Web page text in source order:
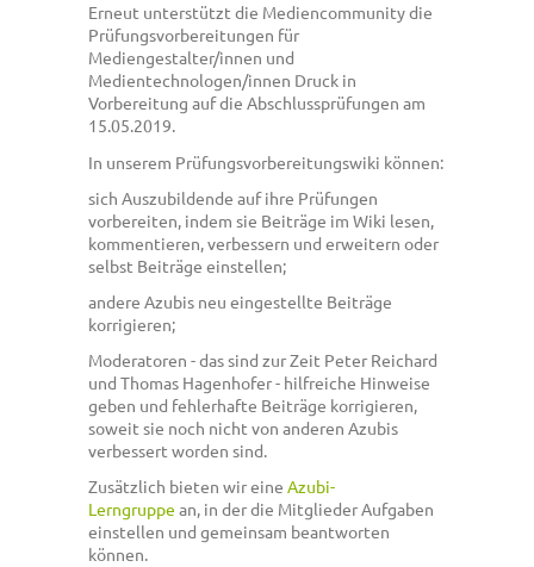
Erneut unterstützt die Mediencommunity die
Prüfungsvorbereitungen für
Mediengestalter/innen und
Medientechnologen/innen Druck in
Vorbereitung auf die Abschlussprüfungen am
15.05.2019.
In unserem Prüfungsvorbereitungswiki können:
sich Auszubildende auf ihre Prüfungen
vorbereiten, indem sie Beiträge im Wiki lesen,
kommentieren, verbessern und erweitern oder
selbst Beiträge einstellen;
andere Azubis neu eingestellte Beiträge
korrigieren;
Moderatoren - das sind zur Zeit Peter Reichard
und Thomas Hagenhofer - hilfreiche Hinweise
geben und fehlerhafte Beiträge korrigieren,
soweit sie noch nicht von anderen Azubis
verbessert worden sind.
Zusätzlich bieten wir eine Azubi-
Lerngruppe an, in der die Mitglieder Aufgaben
einstellen und gemeinsam beantworten
können.